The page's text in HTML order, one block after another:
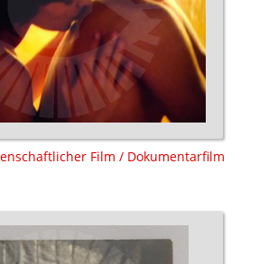
Film / Dokumentarfilm